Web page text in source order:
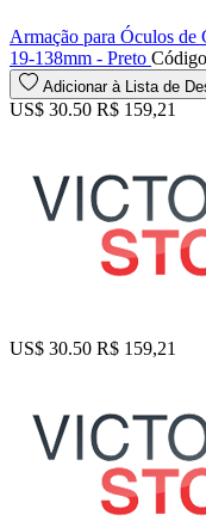
Armação para Óculos
19-138mm - Preto
Adicionar à Lista de
US$ 30.50 R$ 159,21
US$ 30.50 R$ 159,21